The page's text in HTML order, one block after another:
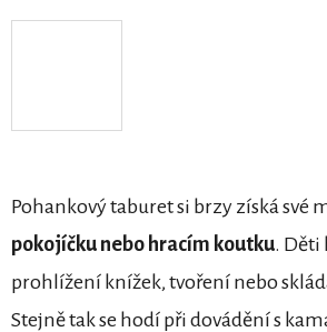
Pohankový taburet si brzy získá své
pokojíčku nebo hracím koutku. Děti
prohlížení knížek, tvoření nebo
Stejně tak se hodí při dovádění s